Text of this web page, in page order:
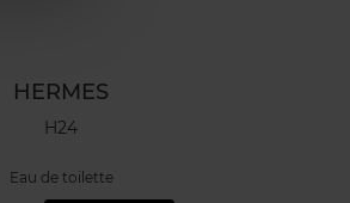
HERMES
H24
Eau de toilette